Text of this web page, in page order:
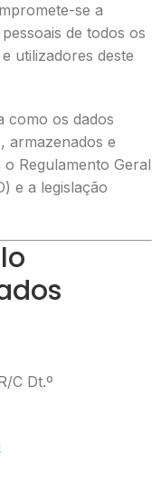
se a
de todos os
utilizadores deste
como os dados
armazenados e
Regulamento Geral
e a legislação
C Dt.º